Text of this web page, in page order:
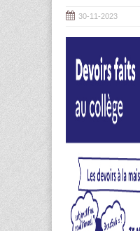
30-11-2023